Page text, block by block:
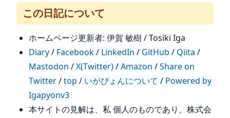
この日記について
ホームページ更新者: 伊賀 敏樹 / Tosiki Iga
Diary/ Facebook/ LinkedIn / GitHub / Qiita /
Mastodon /X(Twitter)/Amazon /Share on
Twitter/top / いがぴょんについて / Powered by
Igapyonv3
本サイトの見解は、私 個人のものであり、株式会